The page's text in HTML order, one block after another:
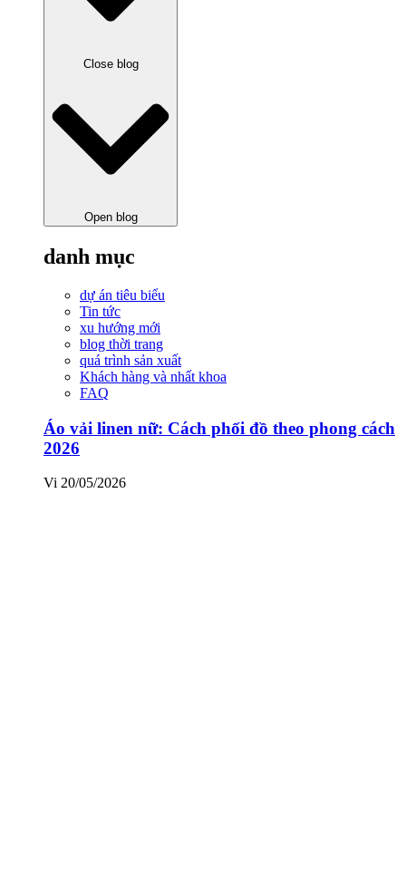
Close blog
Open blog
danh mục
dự án tiêu biểu
Tin tức
xu hướng mới
blog thời trang
quá trình sản xuất
Khách hàng và nhất khoa
FAQ
Áo vải linen nữ: Cách phối đồ theo phong cách
2026
Vi 20/05/2026